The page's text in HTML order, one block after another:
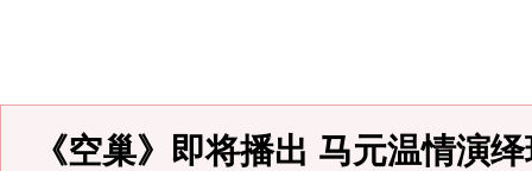
《空巢》即将播出 马元温情演